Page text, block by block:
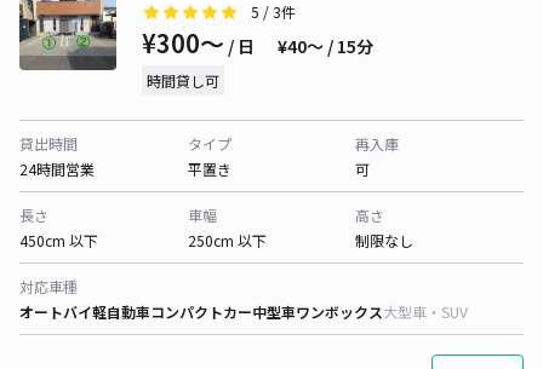
5 / 3件
¥300〜 / 日 ¥40〜 / 15分
時間貸し可
貸出時間
24時間営業
タイプ
平置き
再入庫
可
長さ
450cm 以下
車幅
250cm 以下
高さ
制限なし
対応車種
オートバイ軽自動車コンパクトカー中型車ワンボックス大型車・SUV